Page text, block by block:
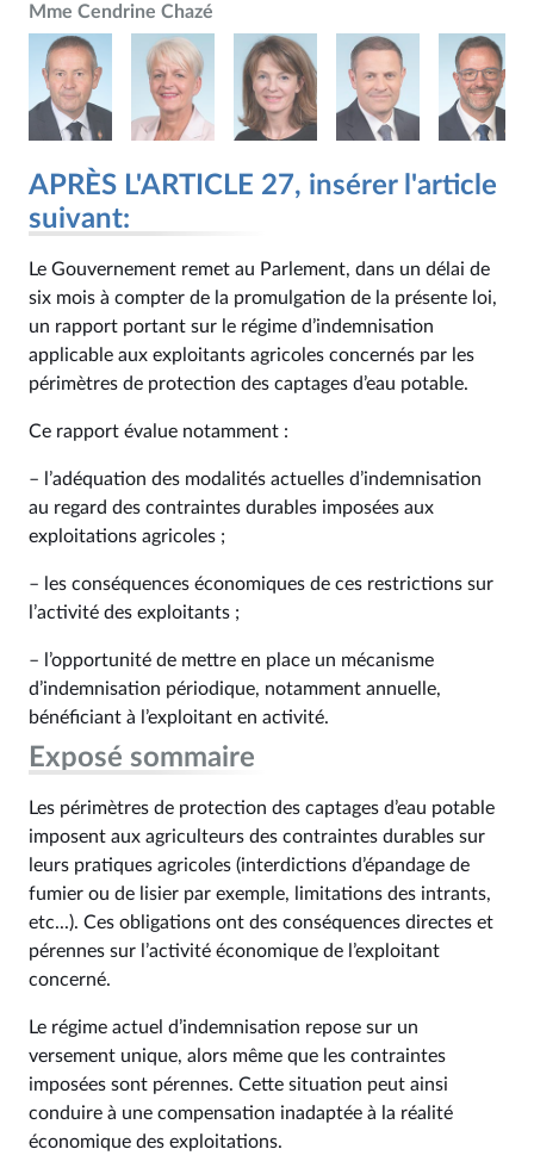
Mme Cendrine Chazé
APRÈS L'ARTICLE 27, insérer l'article
suivant:
Le Gouvernement remet au Parlement, dans un délai de
six mois à compter de la promulgation de la présente loi,
un rapport portant sur le régime d’indemnisation
applicable aux exploitants agricoles concernés par les
périmètres de protection des captages d’eau potable.
Ce rapport évalue notamment :
– l’adéquation des modalités actuelles d’indemnisation
au regard des contraintes durables imposées aux
exploitations agricoles ;
– les conséquences économiques de ces restrictions sur
l’activité des exploitants ;
– l’opportunité de mettre en place un mécanisme
d’indemnisation périodique, notamment annuelle,
bénéficiant à l’exploitant en activité.
Exposé sommaire
Les périmètres de protection des captages d’eau potable
imposent aux agriculteurs des contraintes durables sur
leurs pratiques agricoles (interdictions d’épandage de
fumier ou de lisier par exemple, limitations des intrants,
etc...). Ces obligations ont des conséquences directes et
pérennes sur l’activité économique de l’exploitant
concerné.
Le régime actuel d’indemnisation repose sur un
versement unique, alors même que les contraintes
imposées sont pérennes. Cette situation peut ainsi
conduire à une compensation inadaptée à la réalité
économique des exploitations.